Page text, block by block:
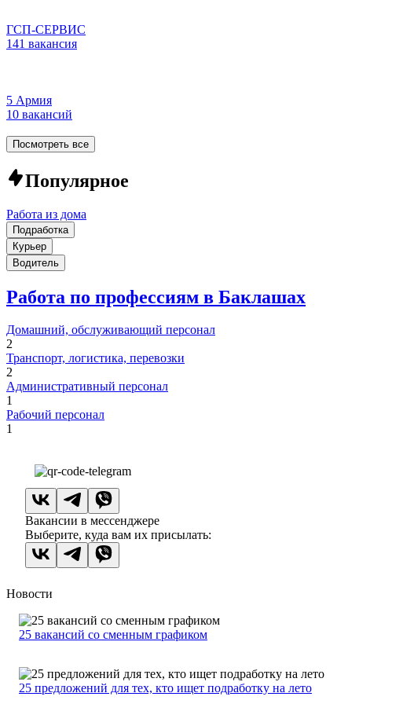
ГСП-СЕРВИС
141 вакансия
5 Армия
10 вакансий
Посмотреть все
Популярное
Работа из дома
Подработка
Курьер
Водитель
Работа по профессиям в Баклашах
Домашний, обслуживающий персонал
2
Транспорт, логистика, перевозки
2
Административный персонал
1
Рабочий персонал
1
Вакансии в мессенджере
Выберите, куда вам их присылать:
Новости
25 вакансий со сменным графиком
25 предложений для тех, кто ищет подработку на лето